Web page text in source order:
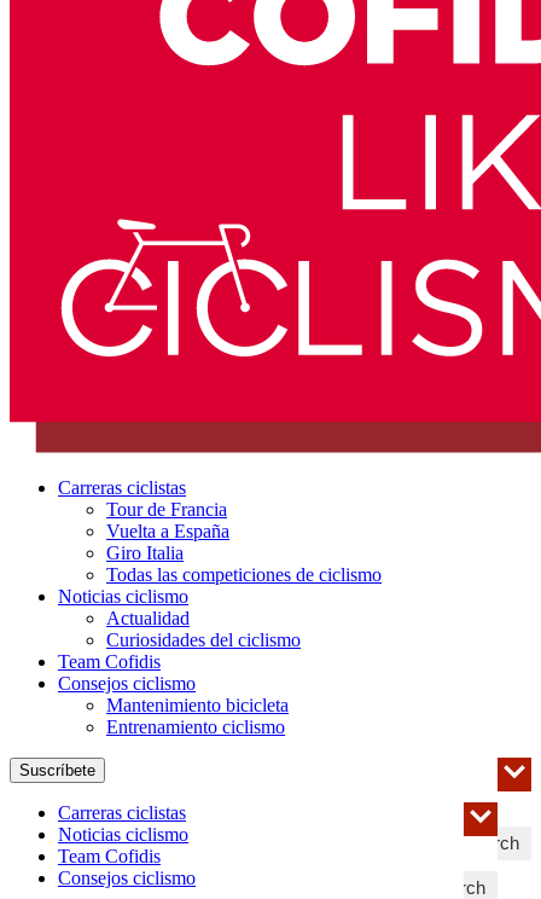
Carreras ciclistas
Tour de Francia
Vuelta a España
Giro Italia
Todas las competiciones de ciclismo
Noticias ciclismo
Actualidad
Curiosidades del ciclismo
Team Cofidis
Consejos ciclismo
Mantenimiento bicicleta
Entrenamiento ciclismo
Search
Suscríbete
Search
Carreras ciclistas
Noticias ciclismo
Team Cofidis
Consejos ciclismo